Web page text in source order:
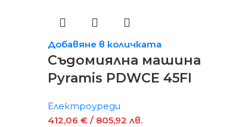
Добавяне в количката
Съдомиялна машина
Pyramis PDWCE 45FI
Електроуреди
412,06 € / 805,92 лв.